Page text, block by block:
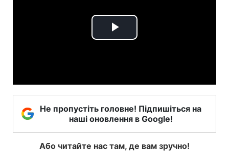
Play
Не пропустіть головне! Підпишіться на
наші оновлення в Google!
Або читайте нас там, де вам зручно!